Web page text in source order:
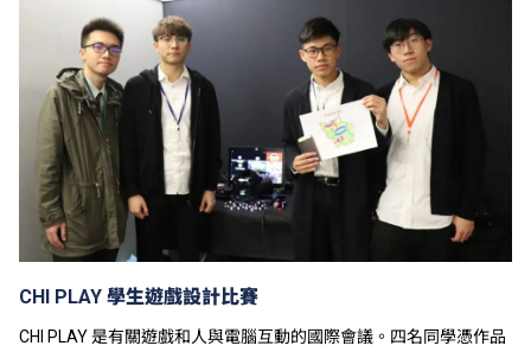
及有關因素作調整。
以上資料只適用於
。
CHI PLAY 學生遊戲設計比賽
CHI PLAY 是有關遊戲和人與電腦互動的國際會議。四名同學憑作品